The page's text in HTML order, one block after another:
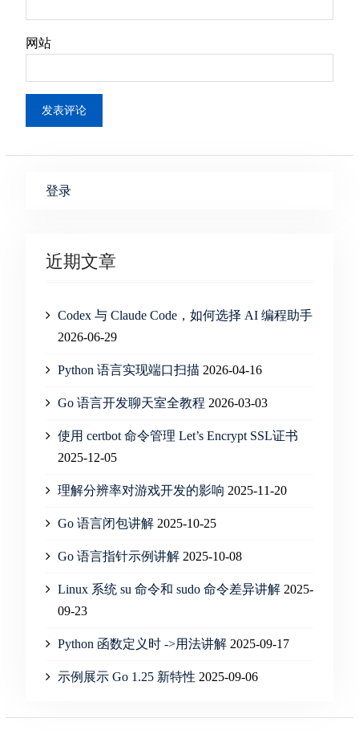
网站
登录
近期文章
Codex 与 Claude Code，如何选择 AI 编程助手
2026-06-29
Python 语言实现端口扫描 2026-04-16
Go 语言开发聊天室全教程 2026-03-03
使用 certbot 命令管理 Let’s Encrypt SSL证书
2025-12-05
理解分辨率对游戏开发的影响 2025-11-20
Go 语言闭包讲解 2025-10-25
Go 语言指针示例讲解 2025-10-08
Linux 系统 su 命令和 sudo 命令差异讲解 2025-
09-23
Python 函数定义时 ->用法讲解 2025-09-17
示例展示 Go 1.25 新特性 2025-09-06